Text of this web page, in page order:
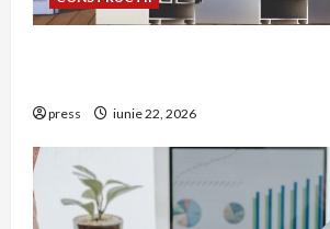
press iunie 22, 2026